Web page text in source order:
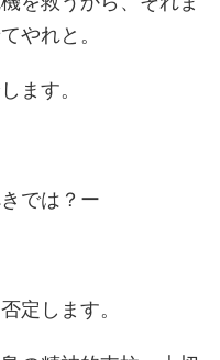
やれと。
ます。
では？ー
定します。